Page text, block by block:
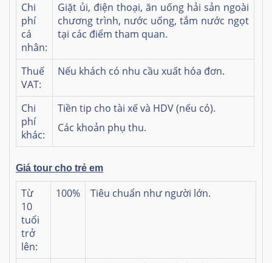
Chi
phí
cá
nhân:
Giặt ủi, điện thoại, ăn uống hải sản ngoài
chương trình, nước uống, tắm nước ngọt
tại các điểm tham quan.
Thuế
VAT:
Nếu khách có nhu cầu xuất hóa đơn.
Chi
phí
khác:
Tiền tip cho tài xế và HDV (nếu có).
Các khoản phụ thu.
Giá tour cho trẻ em
Từ
10
tuổi
trở
lên:
100% Tiêu chuẩn như người lớn.